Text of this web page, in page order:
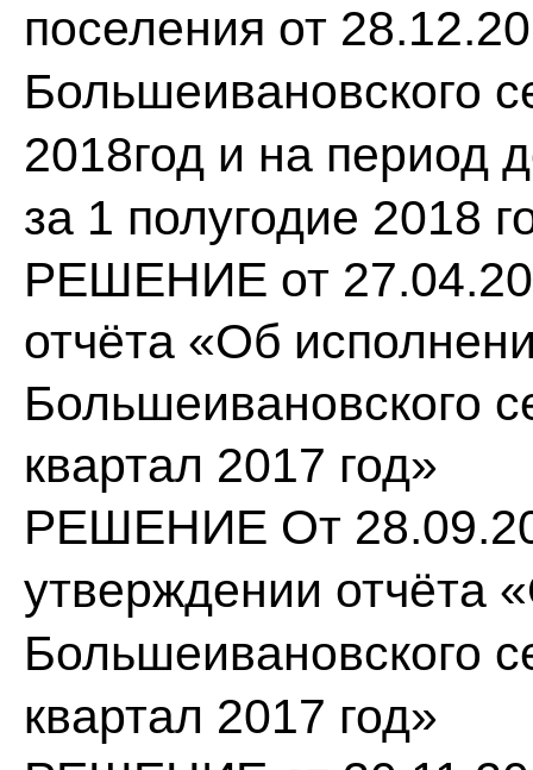
поселения от
Большеивановского
2018год и на период
за 1 полугодие 2018
РЕШЕНИЕ от
отчёта «Об
Большеивановского
квартал 2017 год»
РЕШЕНИЕ От
утверждении отчёта
Большеивановского
квартал 2017 год»